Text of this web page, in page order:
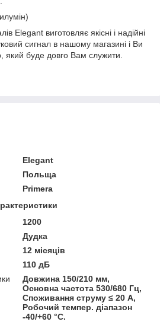
Elegant виготовляє якісні і надійні
сигнал в нашому магазині і Ви
який буде довго Вам служити.
Elegant
Польща
Primera
1200
Дудка
12 місяців
110 дБ
Довжина 150/210 мм,
Основна частота 530/680 Гц,
Споживання струму ≤ 20 А,
Робочий темпер. діапазон
-40/+60 °С.